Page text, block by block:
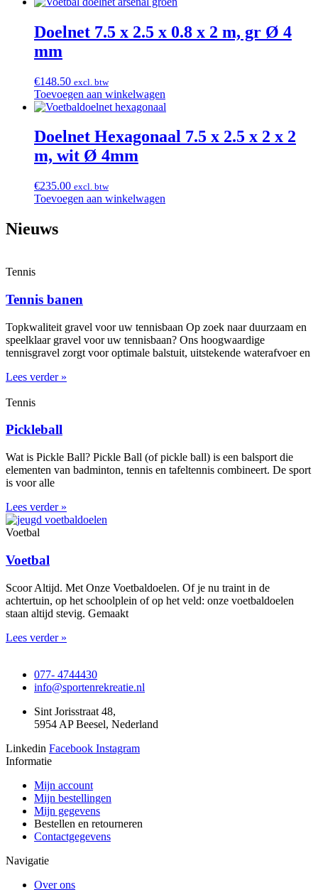
Doelnet 7.5 x 2.5 x 0.8 x 2 m, gr Ø 4
mm
€148.50 excl. btw
Toevoegen aan winkelwagen
Doelnet Hexagonaal 7.5 x 2.5 x 2 x 2
m, wit Ø 4mm
€235.00 excl. btw
Toevoegen aan winkelwagen
Nieuws
Tennis
Tennis banen
Topkwaliteit gravel voor uw tennisbaan Op zoek naar duurzaam en
speelklaar gravel voor uw tennisbaan? Ons hoogwaardige
tennisgravel zorgt voor optimale balstuit, uitstekende waterafvoer en
Lees verder »
Tennis
Pickleball
Wat is Pickle Ball? Pickle Ball (of pickle ball) is een balsport die
elementen van badminton, tennis en tafeltennis combineert. De sport
is voor alle
Lees verder »
Voetbal
Voetbal
Scoor Altijd. Met Onze Voetbaldoelen. Of je nu traint in de
achtertuin, op het schoolplein of op het veld: onze voetbaldoelen
staan altijd stevig. Gemaakt
Lees verder »
077- 4744430
info@sportenrekreatie.nl
Sint Jorisstraat 48,
5954 AP Beesel, Nederland
Linkedin Facebook Instagram
Informatie
Mijn account
Mijn bestellingen
Mijn gegevens
Bestellen en retourneren
Contactgegevens
Navigatie
Over ons